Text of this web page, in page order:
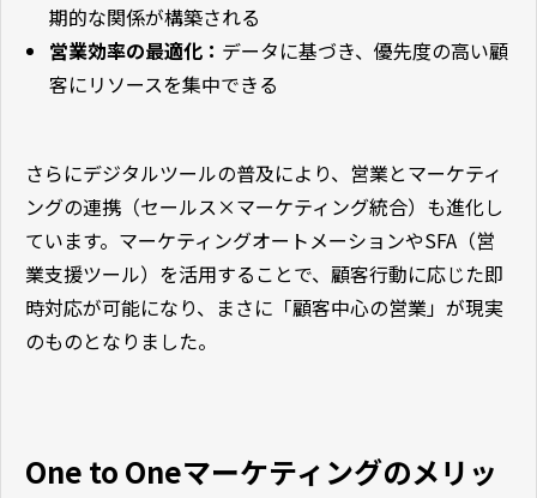
期的な関係が構築される
営業効率の最適化： データに基づき、優先度の高い顧
客にリソースを集中できる
さらにデジタルツールの普及により、営業とマーケティ
ングの連携（セールス×マーケティング統合）も進化し
ています。マーケティングオートメーションやSFA（営
業支援ツール）を活用することで、顧客行動に応じた即
時対応が可能になり、まさに「顧客中心の営業」が現実
のものとなりました。
One to Oneマーケティングのメリッ